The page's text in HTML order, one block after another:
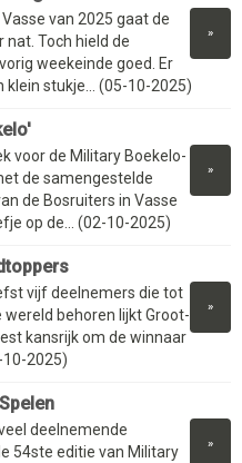
»
Vasse van 2025 gaat de
nat. Toch hield de
weekeinde goed. Er
klein stukje... (05-10-2025)
»
voor de Military Boekelo-
de samengestelde
de Bosruiters in Vasse
op de... (02-10-2025)
»
vijf deelnemers die tot
wereld behoren lijkt Groot-
kansrijk om de winnaar
2025)
»
deelnemende
54ste editie van Military